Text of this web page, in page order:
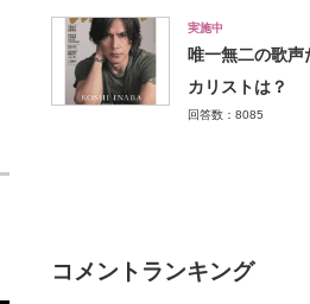
実施中
唯一無二の歌
カリストは？
回答数：8085
コメントランキング